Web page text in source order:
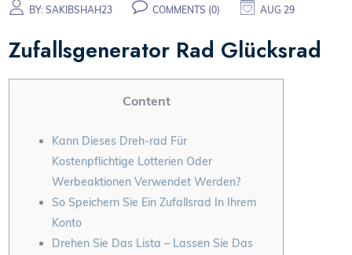
BY:SAKIBSHAH23 COMMENTS (0) AUG 29
Zufallsgenerator Rad Glücksrad
Content
Kann Dieses Dreh-rad Für
Kostenpflichtige Lotterien Oder
Werbeaktionen Verwendet Werden?
So Speichern Sie Ein Zufallsrad In Ihrem
Konto
Drehen Sie Das Lista – Lassen Sie Das